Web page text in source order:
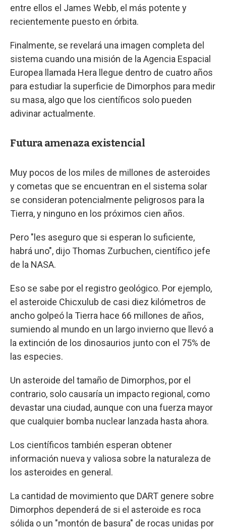
entre ellos el James Webb, el más potente y
recientemente puesto en órbita.
Finalmente, se revelará una imagen completa del
sistema cuando una misión de la Agencia Espacial
Europea llamada Hera llegue dentro de cuatro años
para estudiar la superficie de Dimorphos para medir
su masa, algo que los científicos solo pueden
adivinar actualmente.
Futura amenaza existencial
Muy pocos de los miles de millones de asteroides
y cometas que se encuentran en el sistema solar
se consideran potencialmente peligrosos para la
Tierra, y ninguno en los próximos cien años.
Pero "les aseguro que si esperan lo suficiente,
habrá uno", dijo Thomas Zurbuchen, científico jefe
de la NASA.
Eso se sabe por el registro geológico. Por ejemplo,
el asteroide Chicxulub de casi diez kilómetros de
ancho golpeó la Tierra hace 66 millones de años,
sumiendo al mundo en un largo invierno que llevó a
la extinción de los dinosaurios junto con el 75% de
las especies.
Un asteroide del tamaño de Dimorphos, por el
contrario, solo causaría un impacto regional, como
devastar una ciudad, aunque con una fuerza mayor
que cualquier bomba nuclear lanzada hasta ahora.
Los científicos también esperan obtener
información nueva y valiosa sobre la naturaleza de
los asteroides en general.
La cantidad de movimiento que DART genere sobre
Dimorphos dependerá de si el asteroide es roca
sólida o un "montón de basura" de rocas unidas por